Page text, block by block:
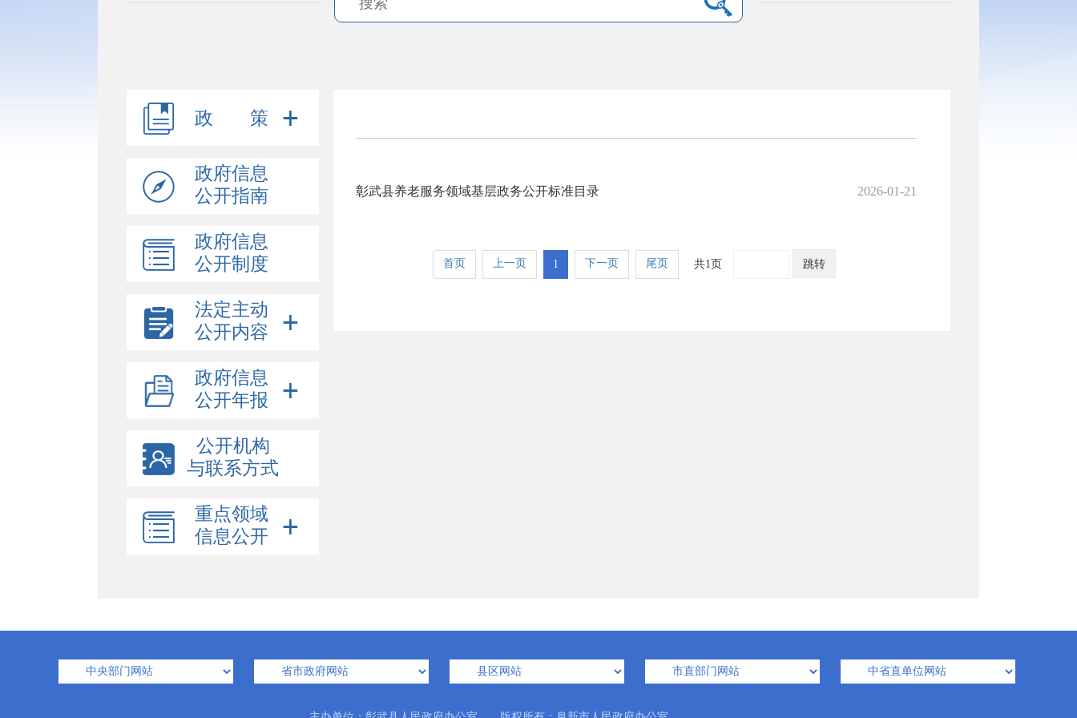
政 策
政府信息
公开指南
政府信息
公开制度
法定主动
公开内容
政府信息
公开年报
公开机构
与联系方式
重点领域
信息公开
彰武县养老服务领域基层政务公开标准目录 2026-01-21
首页 上一页 1 下一页 尾页 共1页 跳转